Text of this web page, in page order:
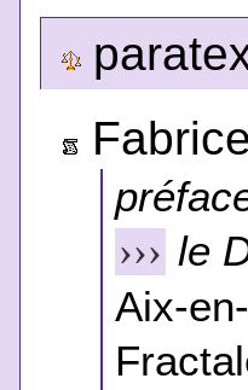
››› le
Aix-